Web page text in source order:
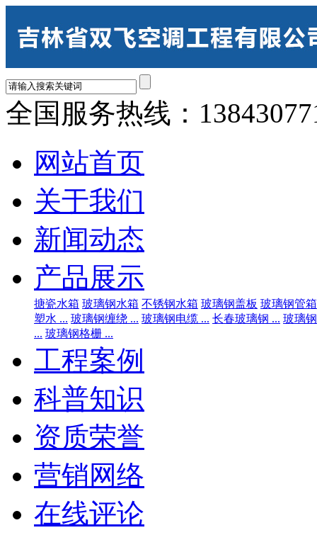
全国服务热线：
网站首页
关于我们
新闻动态
产品展示
搪瓷水箱 玻璃钢水箱 不锈钢水箱 玻璃钢盖板 玻璃钢管箱
塑水 ... 玻璃钢缠绕 ... 玻璃钢电缆 ... 长春玻璃钢 ... 玻璃
... 玻璃钢格栅 ...
工程案例
科普知识
资质荣誉
营销网络
在线评论